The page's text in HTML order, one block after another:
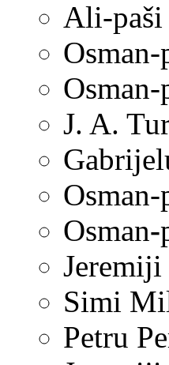
Ali-paši
J. A.
Osman-
Simi
Petru